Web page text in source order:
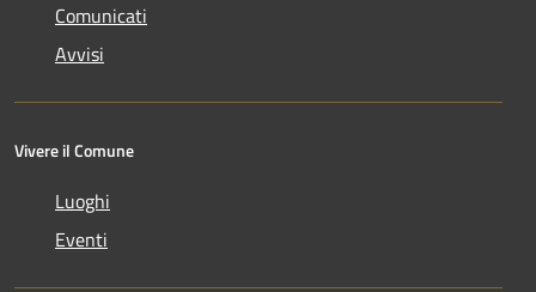
Comunicati
Avvisi
Vivere il Comune
Luoghi
Eventi